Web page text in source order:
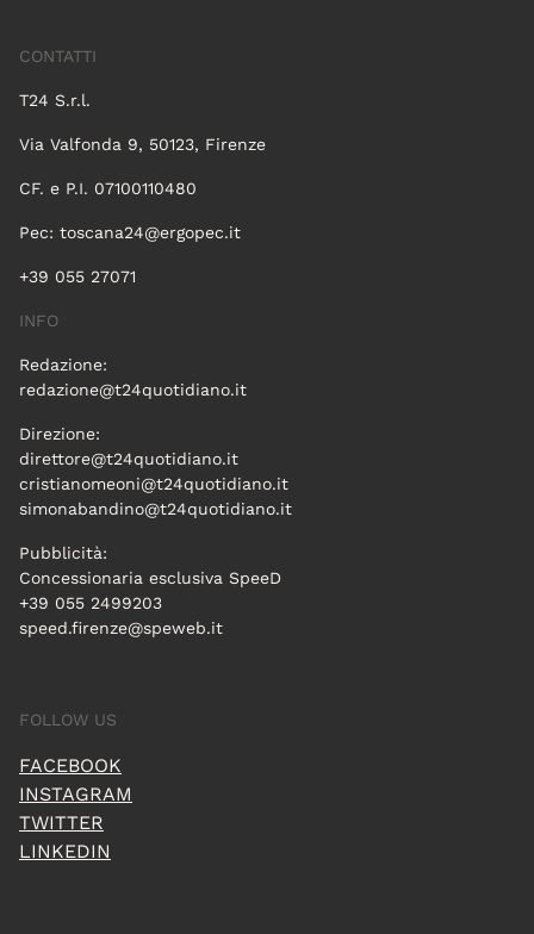
CONTATTI
T24 S.r.l.
Via Valfonda 9, 50123, Firenze
CF. e P.I. 07100110480
Pec: toscana24@ergopec.it
+39 055 27071
INFO
Redazione:
redazione@t24quotidiano.it
Direzione:
direttore@t24quotidiano.it
cristianomeoni@t24quotidiano.it
simonabandino@t24quotidiano.it
Pubblicità:
Concessionaria esclusiva SpeeD
+39 055 2499203
speed.firenze@speweb.it
FOLLOW US
FACEBOOK
INSTAGRAM
TWITTER
LINKEDIN